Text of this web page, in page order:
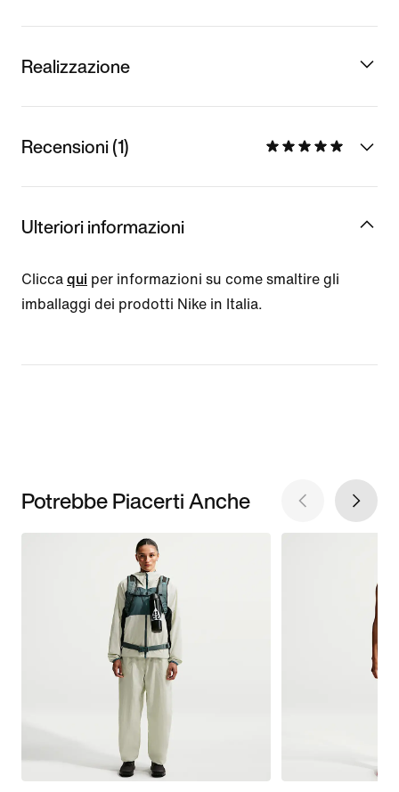
Realizzazione
Recensioni (1)
Ulteriori informazioni
Clicca qui per informazioni su come smaltire gli
imballaggi dei prodotti Nike in Italia.
Potrebbe Piacerti Anche